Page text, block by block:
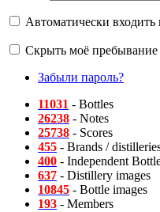
Автоматически
Скрыть моё пребывание
Забыли пароль?
11031 - Bottles
26238 - Notes
25738 - Scores
455 - Brands /
400 - Independent
637 - Distillery images
10845 - Bottle images
193 - Members